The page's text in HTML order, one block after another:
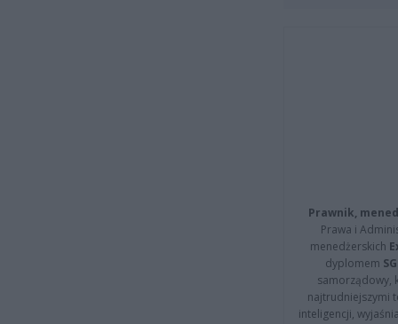
Prawnik,
Prawa i
menedżerskich
dyplomem
samorządowy,
najtrudniejszymi
inteligencji,